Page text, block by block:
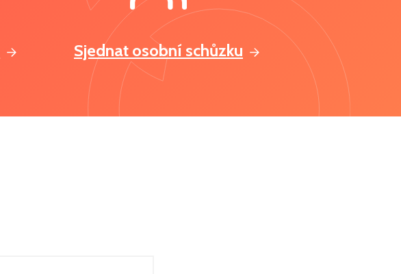
Sjednat osobní schůzku